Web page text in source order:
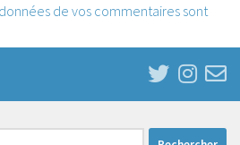
de vos commentaires sont